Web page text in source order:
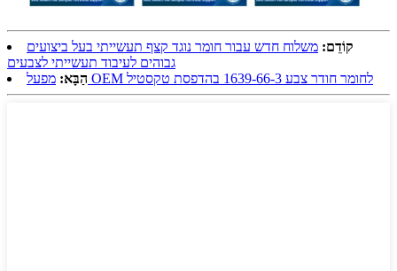
קוֹדֵם: משלוח חדש עבור חומר נוגד קצף תעשייתי בעל ביצועים
גבוהים לעיבוד תעשייתי לצבעים
הַבָּא:
מפעל OEM לחומר חודר צבע 1639-66-3 בהדפסת טקסטיל